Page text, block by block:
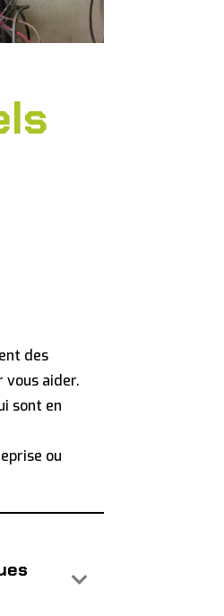
des
vous aider.
sont en
ou